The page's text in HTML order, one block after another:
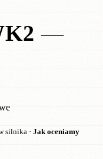
—
silnika · Jak oceniamy